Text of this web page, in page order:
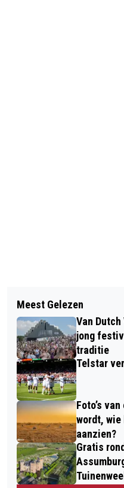
AUTOMOBILIST
ONGELUK IN
BOSW8ER IN DE
10: NAAR HET
Meest Gelezen
Van
jong
traditie
Telstar
Foto’s
wordt, wie
aanzien?
Gratis